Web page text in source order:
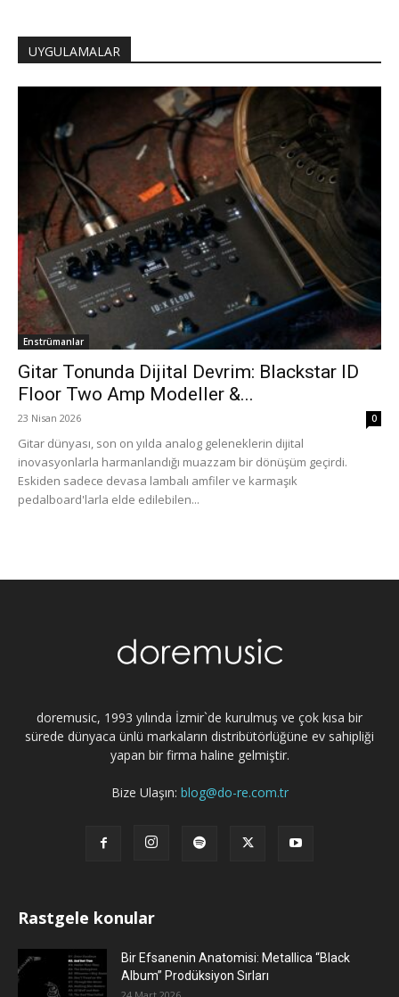
UYGULAMALAR
Enstrümanlar
Gitar Tonunda Dijital Devrim: Blackstar ID
Floor Two Amp Modeller &...
23 Nisan 2026 0
Gitar dünyası, son on yılda analog geleneklerin dijital
inovasyonlarla harmanlandığı muazzam bir dönüşüm geçirdi.
Eskiden sadece devasa lambalı amfiler ve karmaşık
pedalboard'larla elde edilebilen...
doremusic, 1993 yılında İzmir`de kurulmuş ve çok kısa bir
sürede dünyaca ünlü markaların distribütörlüğüne ev sahipliği
yapan bir firma haline gelmiştir.
Bize Ulaşın: blog@do-re.com.tr
Rastgele konular
Bir Efsanenin Anatomisi: Metallica “Black
Album” Prodüksiyon Sırları